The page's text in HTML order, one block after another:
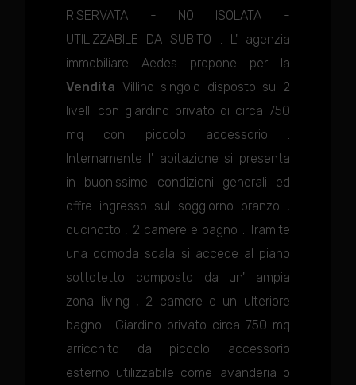
RISERVATA - NO ISOLATA -
UTILIZZABILE DA SUBITO . L' agenzia
immobiliare Aedes propone per la
Vendita Villino singolo disposto su 2
livelli con giardino privato di circa 750
mq con piccolo accessorio .
Internamente l' abitazione si presenta
in buonissime condizioni generali ed
offre ingresso sul soggiorno pranzo ,
cucinotto , 2 camere e bagno . Tramite
una comoda scala si accede al piano
sottotetto composto da un' ampia
zona living , 2 camere e un ulteriore
bagno . Giardino privato circa 750 mq
arricchito da piccolo accessorio
esterno utilizzabile come lavanderia o